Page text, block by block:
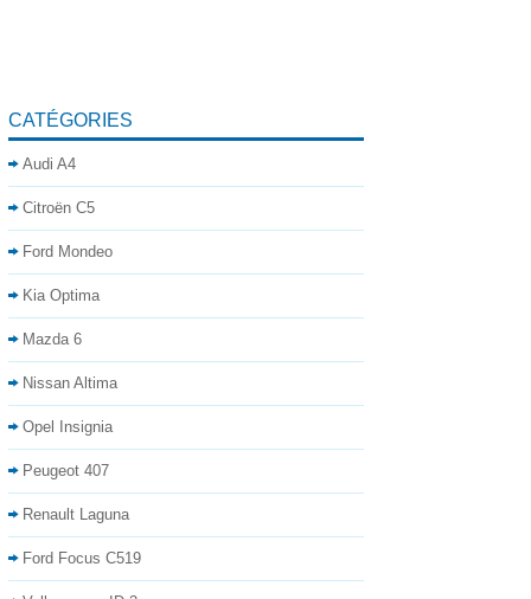
CATÉGORIES
Audi A4
Citroën C5
Ford Mondeo
Kia Optima
Mazda 6
Nissan Altima
Opel Insignia
Peugeot 407
Renault Laguna
Ford Focus C519